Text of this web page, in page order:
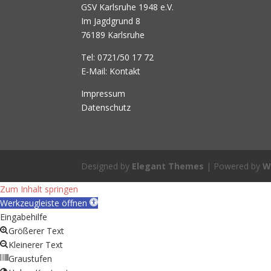
GSV Karlsruhe 1948 e.V.
Im Jagdgrund 8
76189 Karlsruhe
Tel: 0721/50 17 72
E-Mail: Kontakt
Impressum
Datenschutz
Designed by Elegant Themes | Powered by
Zum Inhalt springen
Werkzeugleiste öffnen
Eingabehilfe
Größerer Text
Kleinerer Text
Graustufen